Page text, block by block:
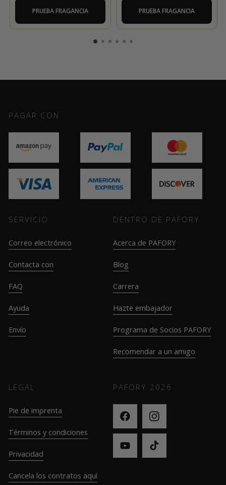
PRUEBA FRAGANCIA PRUEBA FRAGANCIA
PAGAR CON
SERVICIO
Correo electrónico
Contacta con
FAQ
Ayuda
Envío
DENTRO DE PAFORY
Acerca de PAFORY
Blog
Carrera
Hazte embajador
Programa de Socios PAFORY
Recomendar a un amigo
LEGAL
Pie de imprenta
Términos y condiciones
Privacidad
Cancela los contratos aquí
PAFORY 2026